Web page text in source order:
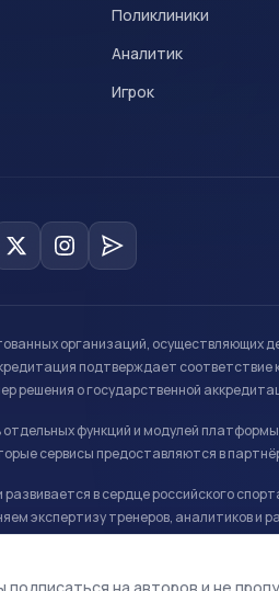
Поликлиники
Аналитик
Игрок
организаций, осуществляющих
подтверждает
решения о государственной
функций и модулей
сервисы предоставляются в
в сердце российского
экспертизу тренеров, аналитиков и
«Лужники», Большая спортивная арена,